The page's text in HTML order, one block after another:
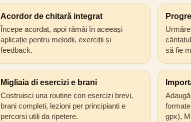
Acordor de chitară integrat
Începe acordat, apoi rămâi în aceeași
aplicație pentru melodii, exerciții și
feedback.
să fie
Migliaia di esercizi e brani
Costruisci una routine con esercizi brevi,
brani completi, lezioni per principianti e
percorsi utili da ripetere.
gpx),